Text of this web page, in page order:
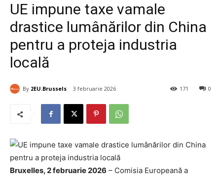
UE impune taxe vamale
drastice lumânărilor din China
pentru a proteja industria
locală
By 2EU.Brussels 3 februarie 2026 0
171
Bruxelles, 2 februarie 2026 – Comisia Europeană a